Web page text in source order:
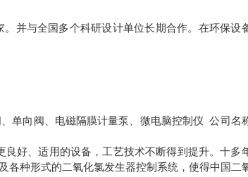
并与全国多个科研设计单位长期合作。在环保设
单向阀、电磁隔膜计量泵、微电脑控制仪 公司名
好、适用的设备，工艺技术不断得到提升。十多
各种形式的二氧化氯发生器控制系统，使得中国二